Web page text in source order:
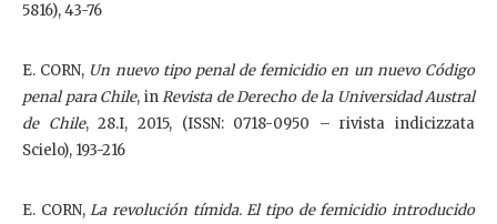
5816), 43-76
E. CORN, Un nuevo tipo penal de femicidio en un nuevo Código
penal para Chile, inRevista de Derecho de la Universidad Austral
de Chile, 28.I, 2015, (ISSN: 0718-0950 – rivista indicizzata
Scielo), 193-216
E. CORN,La revolución tímida. El tipo de femicidio introducido